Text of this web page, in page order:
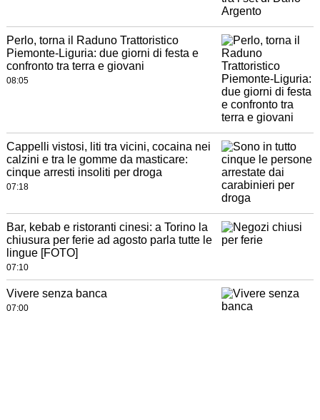
Perlo, torna il Raduno Trattoristico
Piemonte-Liguria: due giorni di festa e
confronto tra terra e giovani
08:05
Cappelli vistosi, liti tra vicini, cocaina nei
calzini e tra le gomme da masticare:
cinque arresti insoliti per droga
07:18
Bar, kebab e ristoranti cinesi: a Torino la
chiusura per ferie ad agosto parla tutte le
lingue [FOTO]
07:10
Vivere senza banca
07:00